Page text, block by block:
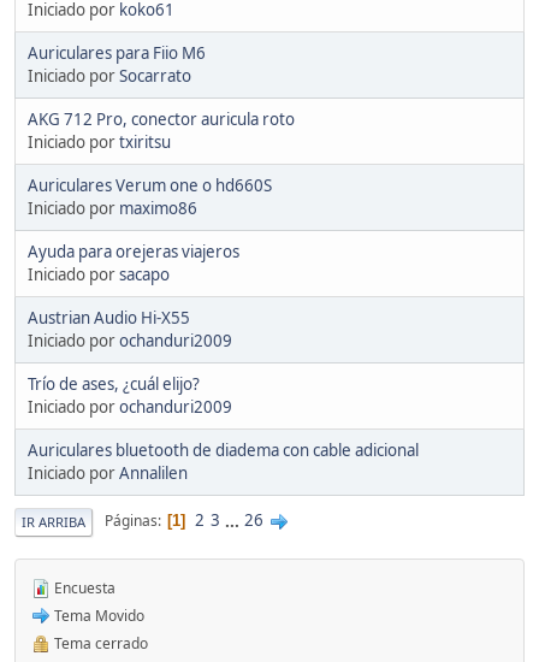
Iniciado por koko61
Auriculares para Fiio M6
Iniciado porSocarrato
AKG 712 Pro, conector auricula roto
Iniciado portxiritsu
Auriculares Verum one o hd660S
Iniciado por maximo86
Ayuda para orejeras viajeros
Iniciado porsacapo
Austrian Audio Hi-X55
Iniciado porochanduri2009
Trío de ases, ¿cuál elijo?
Iniciado porochanduri2009
Auriculares bluetooth de diadema con cable adicional
Iniciado porAnnalilen
IR ARRIBA Páginas 1 2 3 ... 26
Encuesta
Tema Movido
Tema cerrado